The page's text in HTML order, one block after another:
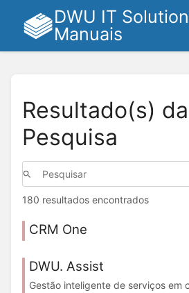
DWU IT
Manuais
Resultado(s) da
Pesquisa
180 resultados encontrados
CRM One
DWU. Assist
Gestão inteligente de serviços em